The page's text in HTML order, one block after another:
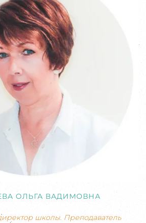
ОЛЬГА ВАДИМОВНА
школы. Преподаватель